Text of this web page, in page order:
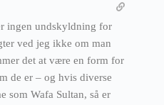
ingen undskyldning for
ved jeg ikke om man
det at være en form for
de er – og hvis diverse
som Wafa Sultan, så er